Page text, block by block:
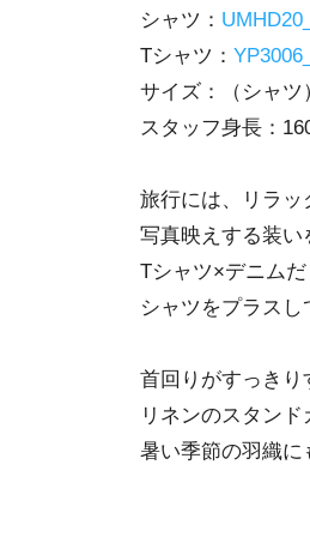
シャツ：
Tシャツ：
サイズ：（シャツ
スタッフ身長：
旅行には、リラッ
写真映えする装い
Tシャツ×デニム
シャツをプラスし
首回りがすっきり
リネンのスタン
暑い季節の羽織